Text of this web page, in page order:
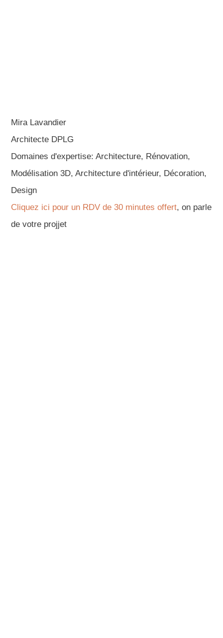
Mira Lavandier
Architecte DPLG
Domaines d'expertise: Architecture, Rénovation,
Modélisation 3D, Architecture d'intérieur, Décoration,
Design
Cliquez ici pour un RDV de 30 minutes offert, on parle
de votre projjet